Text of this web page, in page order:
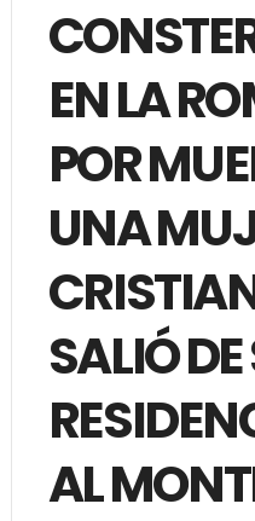
EN LA
POR
UNA
SALIÓ DE
AL